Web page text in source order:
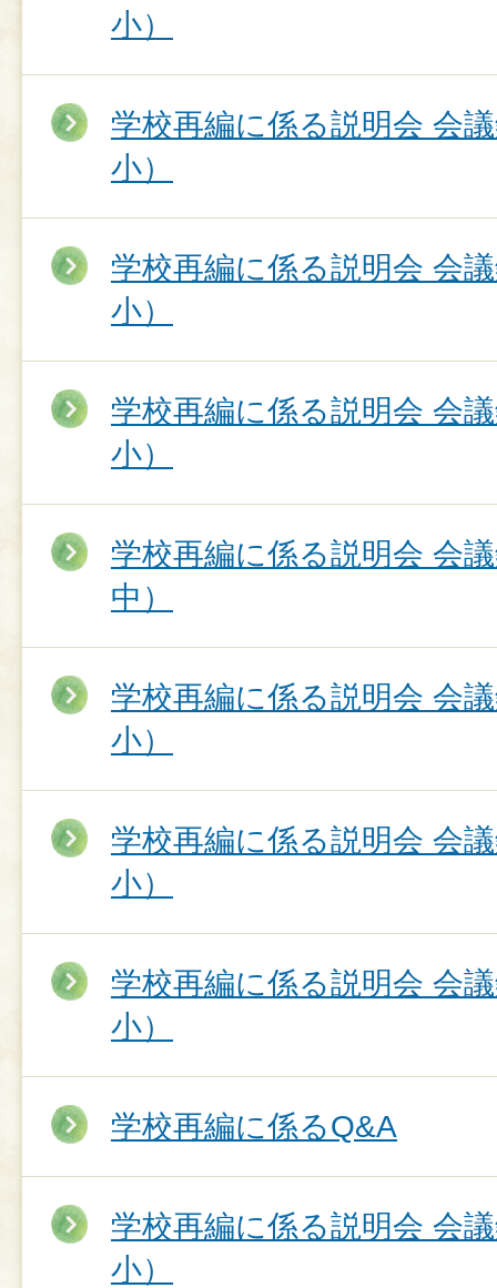
小）
学校再編に係る説明会 会
小）
学校再編に係る説明会 会
小）
学校再編に係る説明会 会
小）
学校再編に係る説明会 会
中）
学校再編に係る説明会 会
小）
学校再編に係る説明会 会
小）
学校再編に係る説明会 会
小）
学校再編に係るQ&A
学校再編に係る説明会 会
小）